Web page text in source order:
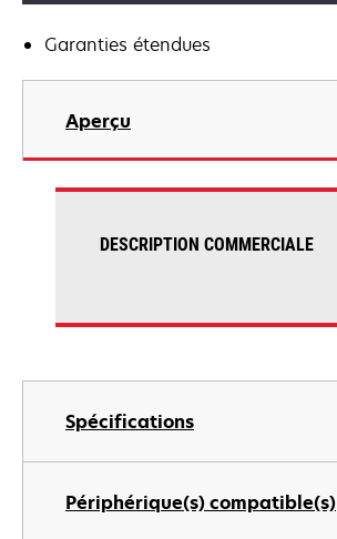
Garanties étendues
Aperçu
Spécifications
Périphérique(s) compatible(s)
DESCRIPTION COMMERCIALE